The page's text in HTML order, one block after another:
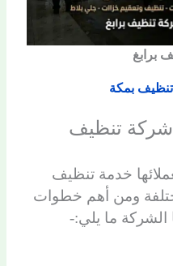
برابغ
بمكة
شركة تنظيف
خدمة تنظيف
ومن أهم خطوات
الشركة ما يلي:-